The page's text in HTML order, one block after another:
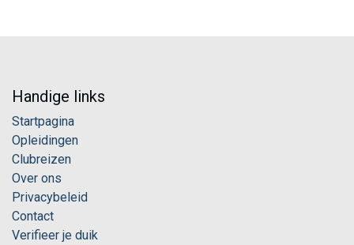
Handige links
Startpagina
Opleidingen
Clubreizen
Over ons
Privacybeleid
Contact
Verifieer je duik